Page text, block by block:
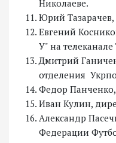
Николаеве.
Юрий
Евгений
У" на телеканале
Дмитрий
отделения
Федор Панченко,
Иван Кулин,
Александр
Федерации